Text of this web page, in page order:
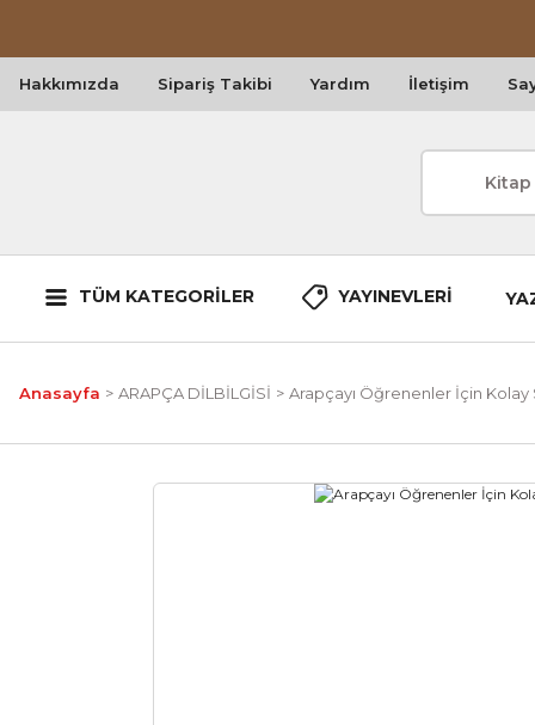
Hakkımızda Sipariş Takibi Yardım İletişim
TÜM KATEGORİLER YAYINEVLERİ
Anasayfa ARAPÇA DİLBİLGİSİ Arapçayı Öğrenenler İçin Kolay